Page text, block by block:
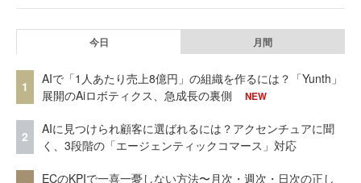
今日 月間
1
AIで「1人あたり売上8億円」の組織を作るには？「Yunth」
展開のAiロボティクス、急成長の裏側
NEW
2
AIに見つけられ顧客に選ばれるには？アクセンチュアに聞
く、3段階の「エージェンティックコマース」対応
ECのKPIで一喜一憂しない方法〜月次・週次・日次の正し